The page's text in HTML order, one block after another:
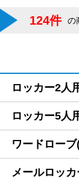
124件 の
ロッカー2人
ロッカー5人
ワードローブ
メールロッカ